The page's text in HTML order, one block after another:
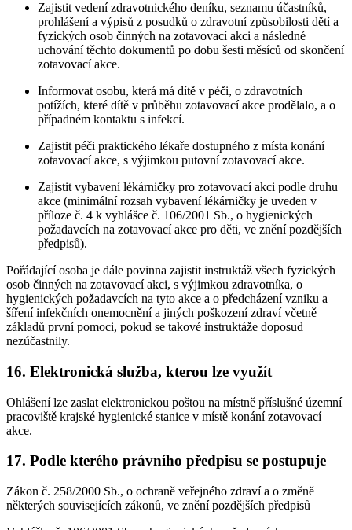
Zajistit vedení zdravotnického deníku, seznamu účastníků,
prohlášení a výpisů z posudků o zdravotní způsobilosti dětí a
fyzických osob činných na zotavovací akci a následné
uchování těchto dokumentů po dobu šesti měsíců od skončení
zotavovací akce.
Informovat osobu, která má dítě v péči, o zdravotních
potížích, které dítě v průběhu zotavovací akce prodělalo, a o
případném kontaktu s infekcí.
Zajistit péči praktického lékaře dostupného z místa konání
zotavovací akce, s výjimkou putovní zotavovací akce.
Zajistit vybavení lékárničky pro zotavovací akci podle druhu
akce (minimální rozsah vybavení lékárničky je uveden v
příloze č. 4 k vyhlášce č. 106/2001 Sb., o hygienických
požadavcích na zotavovací akce pro děti, ve znění pozdějších
předpisů).
Pořádající osoba je dále povinna zajistit instruktáž všech fyzických
osob činných na zotavovací akci, s výjimkou zdravotníka, o
hygienických požadavcích na tyto akce a o předcházení vzniku a
šíření infekčních onemocnění a jiných poškození zdraví včetně
základů první pomoci, pokud se takové instruktáže doposud
nezúčastnily.
16. Elektronická služba, kterou lze využít
Ohlášení lze zaslat elektronickou poštou na místně příslušné územní
pracoviště krajské hygienické stanice v místě konání zotavovací
akce.
17. Podle kterého právního předpisu se postupuje
Zákon č. 258/2000 Sb., o ochraně veřejného zdraví a o změně
některých souvisejících zákonů, ve znění pozdějších předpisů